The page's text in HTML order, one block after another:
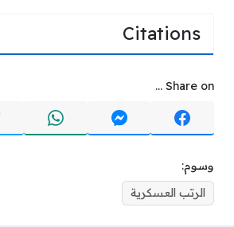
Citations
Share on ...
وسوم:
الرتب العسكرية